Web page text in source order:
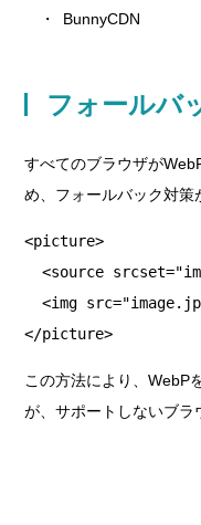
BunnyCDN
フォールバ
すべてのブラウザが
め、フォールバック対策
<picture>
<source
<img
</picture>
この方法により、WebP
が、サポートしないブラ